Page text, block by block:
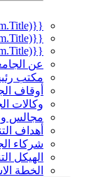
{{mmc.getCurrentTranslation(item.Title)}}
{{mmc.getCurrentTranslation(item.Title)}}
{{mmc.getCurrentTranslation(item.Title)}}
عن
مكتب
أوقاف
وكالات
مجالس
أهداف
شركاء
الهيكل
الخطة